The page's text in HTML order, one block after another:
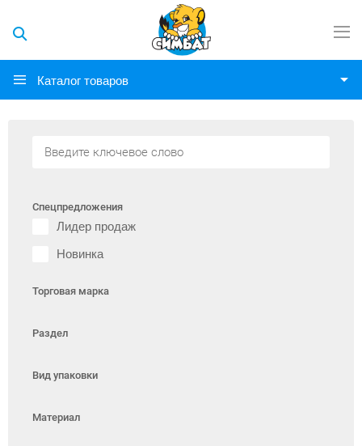
Каталог товаров
Спецпредложения
Лидер продаж
Новинка
Торговая марка
Раздел
Вид упаковки
Материал